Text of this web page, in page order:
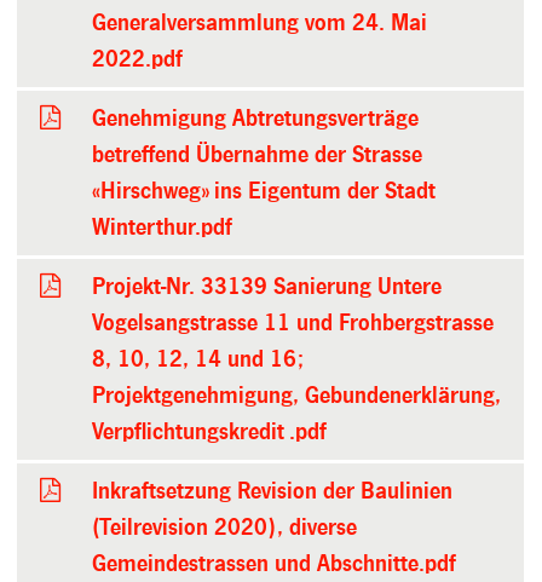
Generalversammlung vom 24. Mai
2022.pdf
Genehmigung Abtretungsverträge
betreffend Übernahme der Strasse
«Hirschweg» ins Eigentum der Stadt
Winterthur.pdf
Projekt-Nr. 33139 Sanierung Untere
Vogelsangstrasse 11 und Frohbergstrasse
8, 10, 12, 14 und 16;
Projektgenehmigung, Gebundenerklärung,
Verpflichtungskredit .pdf
Inkraftsetzung Revision der Baulinien
(Teilrevision 2020), diverse
Gemeindestrassen und Abschnitte.pdf